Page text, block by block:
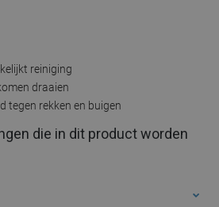
reiniging
draaien
tegen rekken en buigen
die in dit product worden